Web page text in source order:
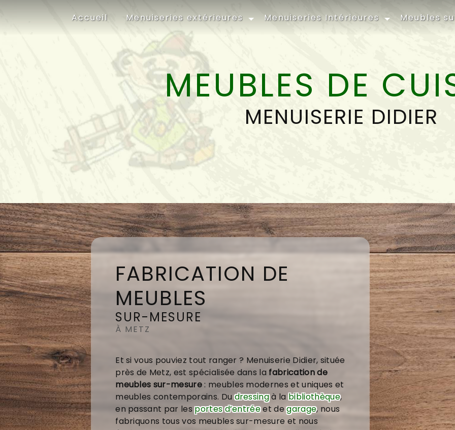
Accueil Menuiseries extérieures Menuiseries Intérieures Meubles
MEUBLES DE
MENUISERIE DIDIER
FABRICATION DE
MEUBLES
SUR-MESURE
À METZ
Et si vous pouviez tout ranger ? Menuiserie Didier, située
près de Metz, est spécialisée dans la fabrication de
meubles sur-mesure: meubles modernes et uniques et
meubles contemporains. Dudressingà labibliothèque,
en passant par lesportes d’entréeet degarage, nous
fabriquons tous vos meubles sur-mesure et nous